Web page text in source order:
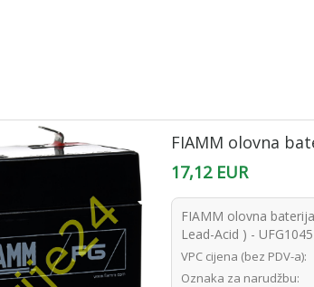
FIAMM olovna
17,12 EUR
FIAMM olovna
Lead-Acid ) -
VPC cijena (bez PDV-a):
Oznaka za narudžbu: